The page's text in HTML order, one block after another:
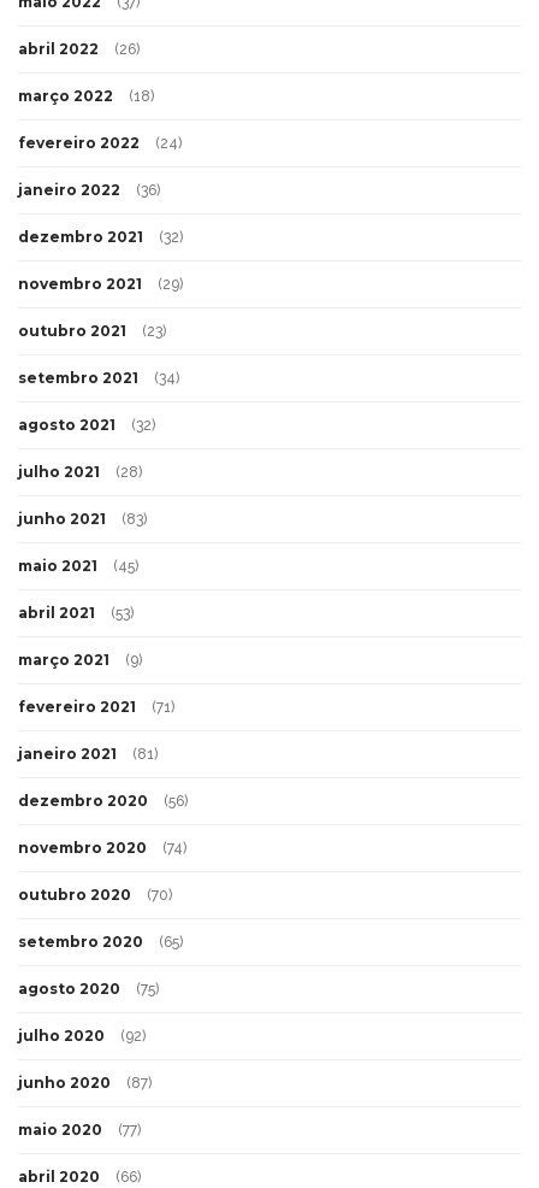
abril 2022 (26)
março 2022 (18)
fevereiro 2022 (24)
janeiro 2022 (36)
dezembro 2021 (32)
novembro 2021 (29)
outubro 2021 (23)
setembro 2021 (34)
agosto 2021 (32)
julho 2021 (28)
junho 2021 (83)
maio 2021 (45)
abril 2021 (53)
março 2021 (9)
fevereiro 2021 (71)
janeiro 2021 (81)
dezembro 2020 (56)
novembro 2020 (74)
outubro 2020 (70)
setembro 2020 (65)
agosto 2020 (75)
julho 2020 (92)
junho 2020 (87)
maio 2020 (77)
abril 2020 (66)